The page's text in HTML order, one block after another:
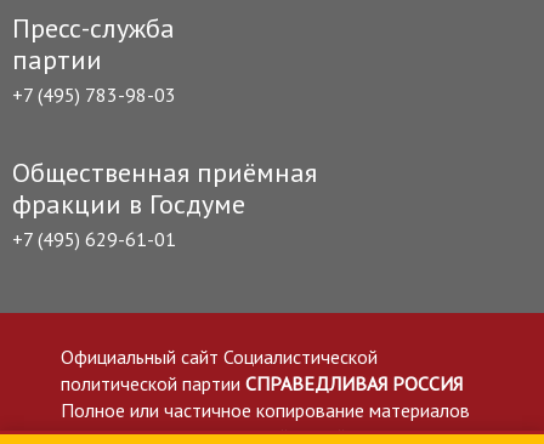
Пресс-служба
партии
+7 (495) 783-98-03
Общественная приёмная
фракции в Госдуме
+7 (495) 629-61-01
Официальный сайт Социалистической
политической партии СПРАВЕДЛИВАЯ РОССИЯ
Полное или частичное копирование материалов
приветствуется со ссылкой на сайт spravedlivo.ru